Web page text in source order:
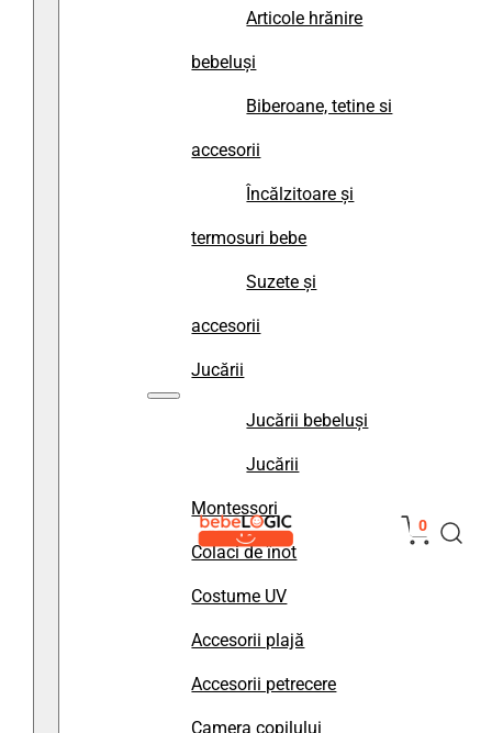
Articole hrănire
bebeluși
Biberoane, tetine si
accesorii
Încălzitoare și
termosuri bebe
Suzete și
accesorii
Jucării
Jucării bebeluși
Jucării
Montessori
Colaci de înot
Costume UV
Accesorii plajă
Accesorii petrecere
Camera copilului
0